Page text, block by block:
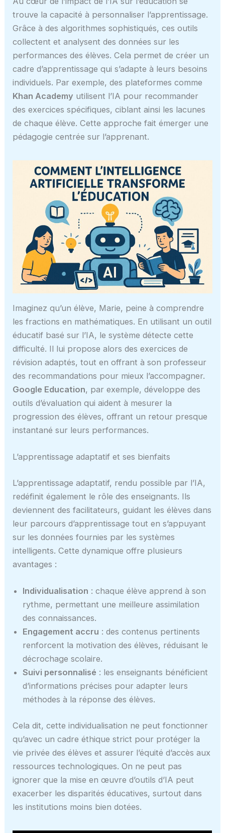
trouve la capacité à personnaliser l’apprentissage.
Grâce à des algorithmes sophistiqués, ces outils
collectent et analysent des données sur les
performances des élèves. Cela permet de créer un
cadre d’apprentissage qui s’adapte à leurs besoins
individuels. Par exemple, des plateformes comme
Khan Academy utilisent l’IA pour recommander
des exercices spécifiques, ciblant ainsi les lacunes
de chaque élève. Cette approche fait émerger une
pédagogie centrée sur l’apprenant.
Imaginez qu’un élève, Marie, peine à comprendre
les fractions en mathématiques. En utilisant un outil
éducatif basé sur l’IA, le système détecte cette
difficulté. Il lui propose alors des exercices de
révision adaptés, tout en offrant à son professeur
des recommandations pour mieux l’accompagner.
Google Education, par exemple, développe des
outils d’évaluation qui aident à mesurer la
progression des élèves, offrant un retour presque
instantané sur leurs performances.
L’apprentissage adaptatif et ses bienfaits
L’apprentissage adaptatif, rendu possible par l’IA,
redéfinit également le rôle des enseignants. Ils
deviennent des facilitateurs, guidant les élèves dans
leur parcours d’apprentissage tout en s’appuyant
sur les données fournies par les systèmes
intelligents. Cette dynamique offre plusieurs
avantages :
Individualisation : chaque élève apprend à son
rythme, permettant une meilleure assimilation
des connaissances.
Engagement accru : des contenus pertinents
renforcent la motivation des élèves, réduisant le
décrochage scolaire.
Suivi personnalisé : les enseignants bénéficient
d’informations précises pour adapter leurs
méthodes à la réponse des élèves.
Cela dit, cette individualisation ne peut fonctionner
qu’avec un cadre éthique strict pour protéger la
vie privée des élèves et assurer l’équité d’accès aux
ressources technologiques. On ne peut pas
ignorer que la mise en œuvre d’outils d’IA peut
exacerber les disparités éducatives, surtout dans
les institutions moins bien dotées.